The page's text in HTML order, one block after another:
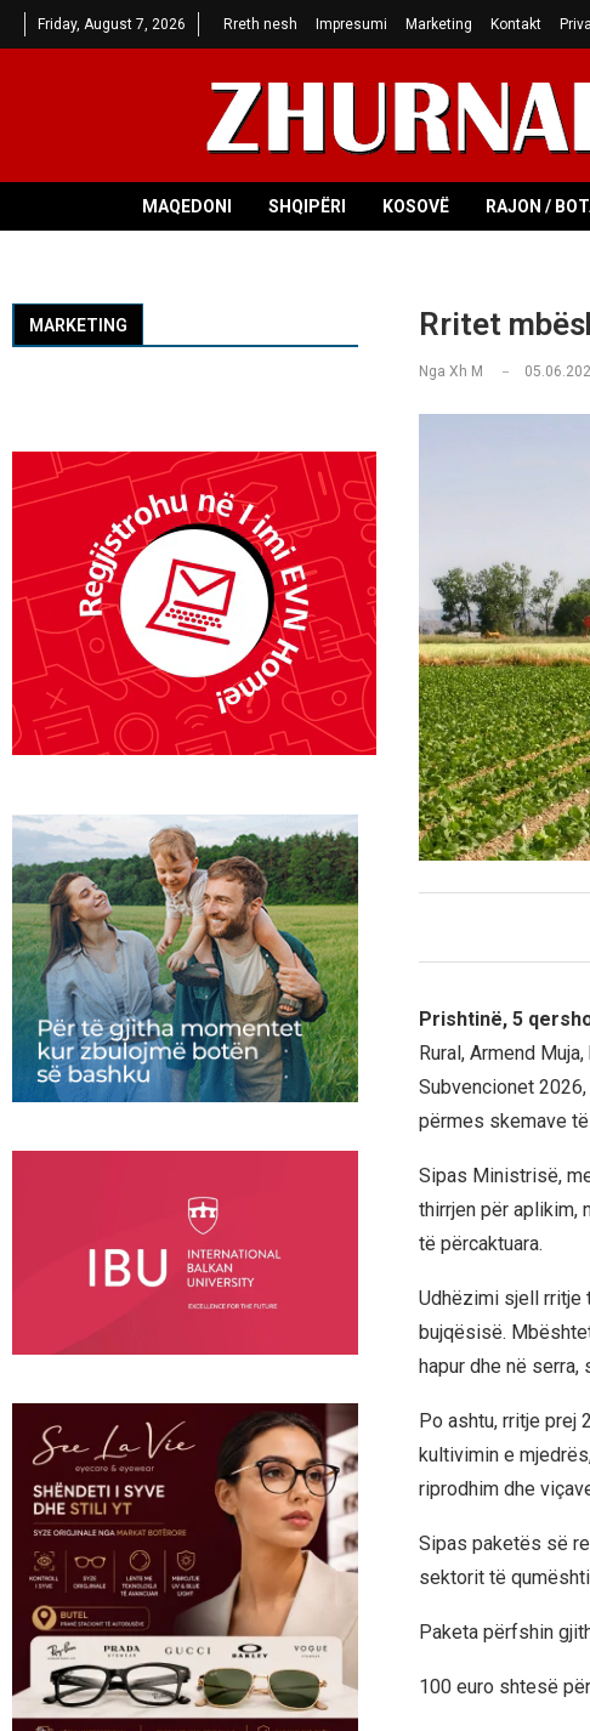
Friday, August 7, 2026 Rreth nesh Impresumi Marketing Kontakt
MAQEDONI SHQIPËRI KOSOVË RAJON /
Rritet
Nga Xh M
Prishtinë, 5
Rural, Armend
Subvencionet
përmes skemave
Sipas Ministrisë,
thirrjen për aplikim,
të përcaktuara.
Udhëzimi sjell rritje
bujqësisë.
hapur dhe në
Po ashtu, rritje prej
kultivimin e
riprodhim dhe
Sipas paketës së
sektorit të
Paketa përfshin
100 euro shtesë
MARKETING